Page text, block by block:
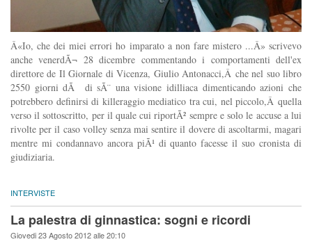
Â«Io, che dei miei errori ho imparato a non fare mistero ...Â» scrivevo
anche venerdÃ¬ 28 dicembre commentando i comportamenti dell'ex
direttore de Il Giornale di Vicenza, Giulio Antonacci,Â che nel suo libro
2550 giorni dÃ di sÃ¨ una visione idilliaca dimenticando azioni che
potrebbero definirsi di killeraggio mediatico tra cui, nel piccolo,Â quella
verso il sottoscritto, per il quale cui riportÃ² sempre e solo le accuse a lui
rivolte per il caso volley senza mai sentire il dovere di ascoltarmi, magari
mentre mi condannavo ancora piÃ¹ di quanto facesse il suo cronista di
giudiziaria.
INTERVISTE
La palestra di ginnastica: sogni e ricordi
Giovedi 23 Agosto 2012 alle 20:10